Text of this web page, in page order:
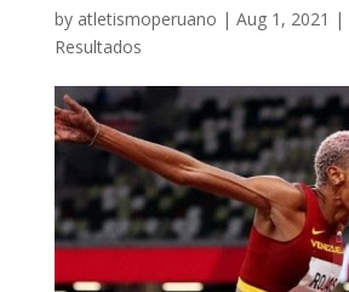
by atletismoperuano | Aug 1, 2021 |
Resultados